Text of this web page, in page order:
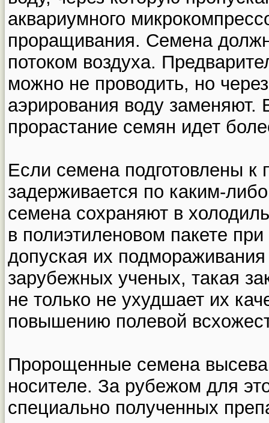
аквариумного
проращивания. Семена
потоком воздуха.
можно не проводить, но
аэрирования воду заменяют.
прорастание семян идет
Если семена подготовлены к
задерживается по каким-
семена сохраняют в
в полиэтиленовом пакете
допуская их
зарубежных ученых, такая
не только не ухудшает их
повышению полевой
Пророщенные семена
носителе. За рубежом для
специально полученных